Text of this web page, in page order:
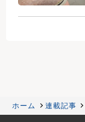
ホーム 連載記事